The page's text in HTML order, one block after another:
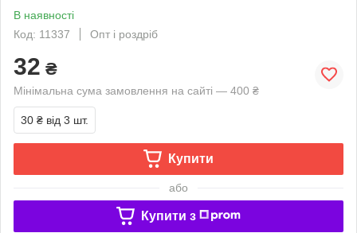
В наявності
Код: 11337
Опт і роздріб
32 ₴
Мінімальна сума замовлення на сайті — 400 ₴
30 ₴ від 3 шт.
Купити
або
Купити з